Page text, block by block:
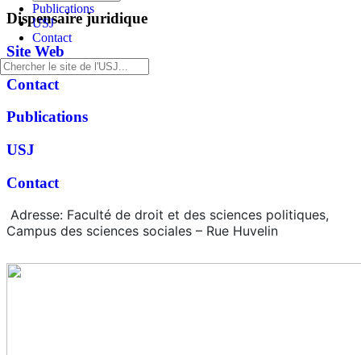
Publications
USJ
Contact
Dispensaire juridique
Site Web
Contact
Publications
USJ
Contact
Adresse: Faculté de droit et des sciences politiques,
Campus des sciences sociales – Rue Huvelin